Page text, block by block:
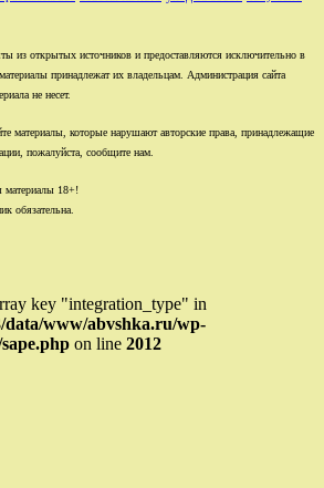
из открытых источников и предоставляются исключительно в
принадлежат их владельцам. Администрация сайта
не несет.
материалы, которые нарушают авторские права, принадлежащие
пожалуйста, сообщите нам.
материалы 18+!
обязательна.
key "integration_type" in
data/www/abvshka.ru/wp-
on line 2012